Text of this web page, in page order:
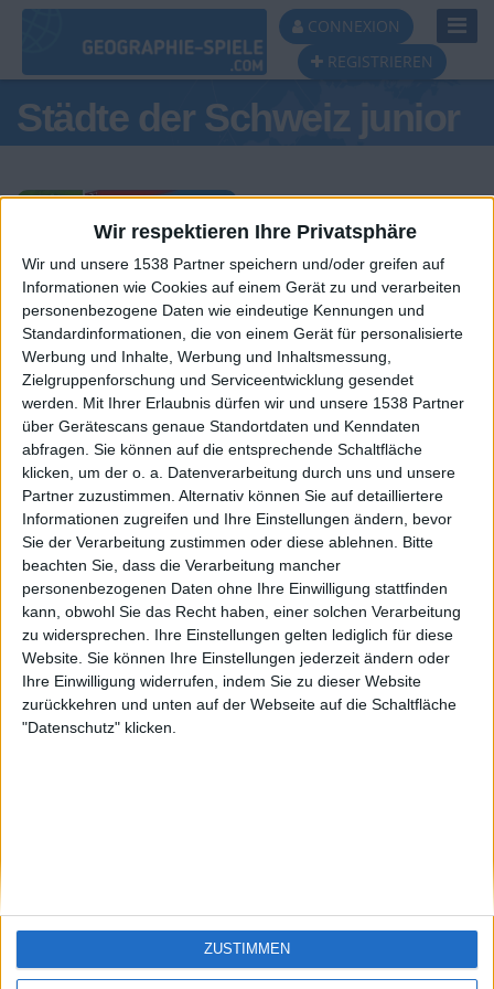
Wir respektieren Ihre Privatsphäre
Wir und unsere 1538 Partner speichern und/oder greifen auf
Informationen wie Cookies auf einem Gerät zu und verarbeiten
personenbezogene Daten wie eindeutige Kennungen und
Standardinformationen, die von einem Gerät für personalisierte
Werbung und Inhalte, Werbung und Inhaltsmessung,
Zielgruppenforschung und Serviceentwicklung gesendet
werden. Mit Ihrer Erlaubnis dürfen wir und unsere 1538 Partner
über Gerätescans genaue Standortdaten und Kenndaten
abfragen. Sie können auf die entsprechende Schaltfläche
klicken, um der o. a. Datenverarbeitung durch uns und unsere
Partner zuzustimmen. Alternativ können Sie auf detailliertere
Informationen zugreifen und Ihre Einstellungen ändern, bevor
Sie der Verarbeitung zustimmen oder diese ablehnen. Bitte
beachten Sie, dass die Verarbeitung mancher
personenbezogenen Daten ohne Ihre Einwilligung stattfinden
kann, obwohl Sie das Recht haben, einer solchen Verarbeitung
zu widersprechen. Ihre Einstellungen gelten lediglich für diese
Website. Sie können Ihre Einstellungen jederzeit ändern oder
Ihre Einwilligung widerrufen, indem Sie zu dieser Website
zurückkehren und unten auf der Webseite auf die Schaltfläche
"Datenschutz" klicken.
ZUSTIMMEN
CONNEXION
REGISTRIEREN
Städte der Schweiz junior
Tagespodest
#1
Funny1
#2
Santiago-de-
Cuba
Si vous êtes francophone, vous devriez allerici
🇺🇸 We noticed you’re visiting
from an English-speaking
country
Join our American version now and be
among the firsts to submit your score
on our leaderboards!
Let's visit GeoHeroes.com!